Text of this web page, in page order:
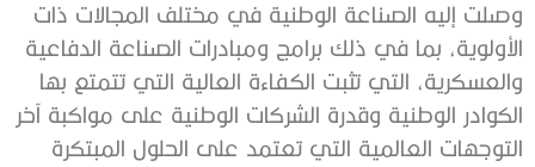
وصلت إليه الصناعة الوطنية في مختلف المجالات ذات
الأولوية، بما في ذلك برامج ومبادرات الصناعة الدفاعية
والعسكرية، التي تثبت الكفاءة العالية التي تتمتع بها
الكوادر الوطنية وقدرة الشركات الوطنية على مواكبة آخر
التوجهات العالمية التي تعتمد على الحلول المبتكرة